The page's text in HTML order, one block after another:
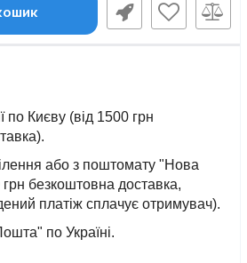
по Києву (від 1500 грн
або з поштомату "Нова
безкоштовна доставка,
платіж сплачує отримувач).
по Україні.